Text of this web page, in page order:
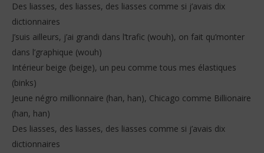
Des liasses, des liasses, des liasses comme si j’avais dix
dictionnaires
J’suis ailleurs, j’ai grandi dans l’trafic (wouh), on fait qu’monter
dans l’graphique (wouh)
Intérieur beige (beige), un peu comme tous mes élastiques
(binks)
Jeune négro millionnaire (han, han), Chicago comme Billionaire
(han, han)
Des liasses, des liasses, des liasses comme si j’avais dix
dictionnaires